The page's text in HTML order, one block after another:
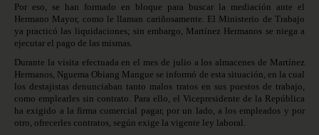
Por eso, se han formado en bloque para buscar la mediación ante el
Hermano Mayor, como le llaman cariñosamente. El Ministerio de Trabajo
ya practicó las liquidaciones; sin embargo, Martínez Hermanos se niega a
ejecutar el pago de las mismas.
Durante la visita efectuada en el mes de julio a los almacenes de Martínez
Hermanos, Nguema Obiang Mangue se informó de esta situación, en la cual
los destajistas denunciaban tanto malos tratos en sus puestos de trabajo,
como emplearles sin contrato. Para ello, el Vicepresidente de la República
ha exigido a la firma comercial pagar, por un lado, a los empleados y por
otro, ofrecerles contratos, según exige la vigente ley laboral.